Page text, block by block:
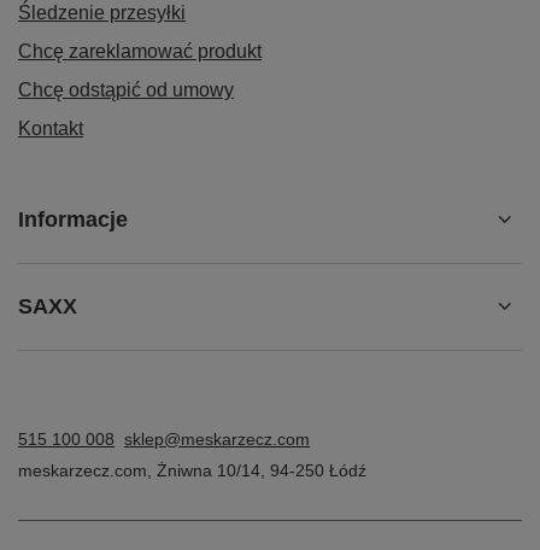
Śledzenie przesyłki
Chcę zareklamować produkt
Chcę odstąpić od umowy
Kontakt
Informacje
SAXX
515 100 008 sklep@meskarzecz.com
meskarzecz.com
Żniwna 10/14 94-250 Łódź